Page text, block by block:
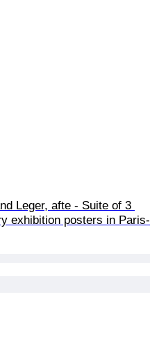
Leger, afte - Suite of 3
exhibition posters in Paris-